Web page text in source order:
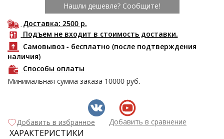
Добавить в избранное Добавить в сравнение
ХАРАКТЕРИСТИКИ
Нашли дешевле? Сообщите!
Доставка: 2500 р.
Подъем не входит в стоимость доставки.
Самовывоз - бесплатно (после подтверждения
наличия)
Способы оплаты
Минимальная сумма заказа 10000 руб.